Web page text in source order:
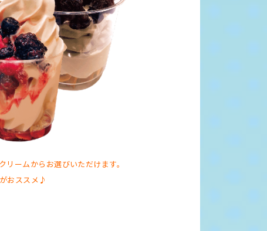
ームからお選びいただけます。
おススメ♪